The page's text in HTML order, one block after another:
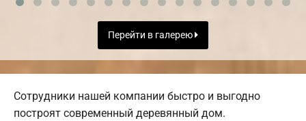
Перейти в галерею
Сотрудники нашей компании быстро и выгодно
построят современный деревянный дом.